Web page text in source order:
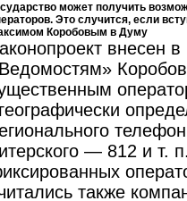
может получить
Это случится, если
Коробовым в Думу
внесен
— 812 и т.
также